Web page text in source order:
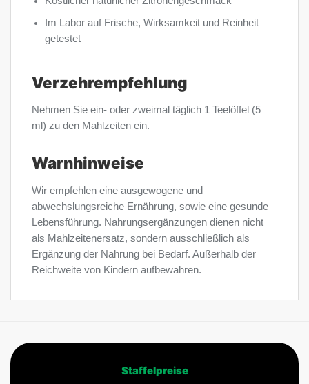
Im Labor auf Frische, Wirksamkeit und Reinheit
getestet
Verzehrempfehlung
Nehmen Sie ein- oder zweimal täglich 1 Teelöffel (5
ml) zu den Mahlzeiten ein.
Warnhinweise
Wir empfehlen eine ausgewogene und
abwechslungsreiche Ernährung, sowie eine gesunde
Lebensführung. Nahrungsergänzungen dienen nicht
als Mahlzeitenersatz, sondern ausschließlich als
Ergänzung der Nahrung bei Bedarf. Außerhalb der
Reichweite von Kindern aufbewahren.
Staffelpreise